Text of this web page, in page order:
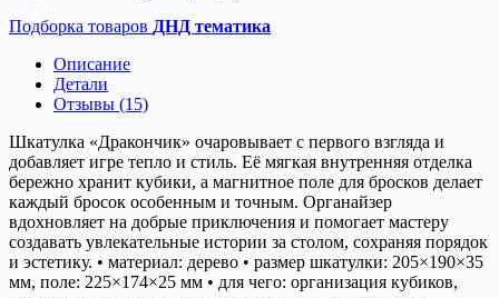
Подборка товаров ДНД тематика
Описание
Детали
Отзывы (15)
Шкатулка «Дракончик» очаровывает с первого взгляда и
добавляет игре тепло и стиль. Её мягкая внутренняя отделка
бережно хранит кубики, а магнитное поле для бросков делает
каждый бросок особенным и точным. Органайзер
вдохновляет на добрые приключения и помогает мастеру
создавать увлекательные истории за столом, сохраняя порядок
и эстетику. • материал: дерево • размер шкатулки: 205×190×35
мм, поле: 225×174×25 мм • для чего: организация кубиков,